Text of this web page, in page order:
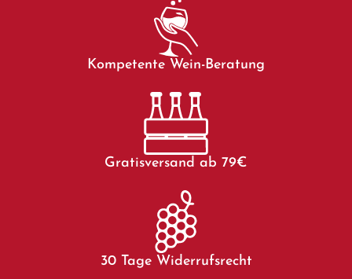
Kompetente Wein-Beratung
Gratisversand ab 79€
30 Tage Widerrufsrecht